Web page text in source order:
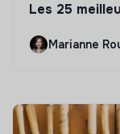
Les 25
Marianne